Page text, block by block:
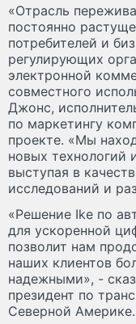
«Отрасль
постоянно
потребителей и
регулирующих
электронной
совместного
Джонс,
по маркетингу
проекте. «Мы
новых технологий
выступая в
исследований и
«Решение Ike по
для ускоренной
позволит нам
наших клиентов
надежными», -
президент по
Северной Америке.